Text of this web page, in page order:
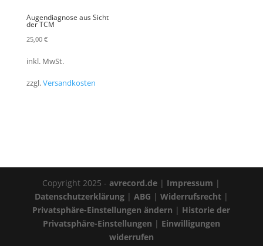
Augendiagnose aus Sicht
der TCM
25,00 €
inkl. MwSt.
zzgl.Versandkosten
Copyright 2025 -avrecord.de | Impressum |
Datenschutzerklärung| ABG | Widerrufsrecht|
Privatsphäre-Einstellungen ändern | Historie der
Privatsphäre-Einstellungen | Einwilligungen
widerrufen